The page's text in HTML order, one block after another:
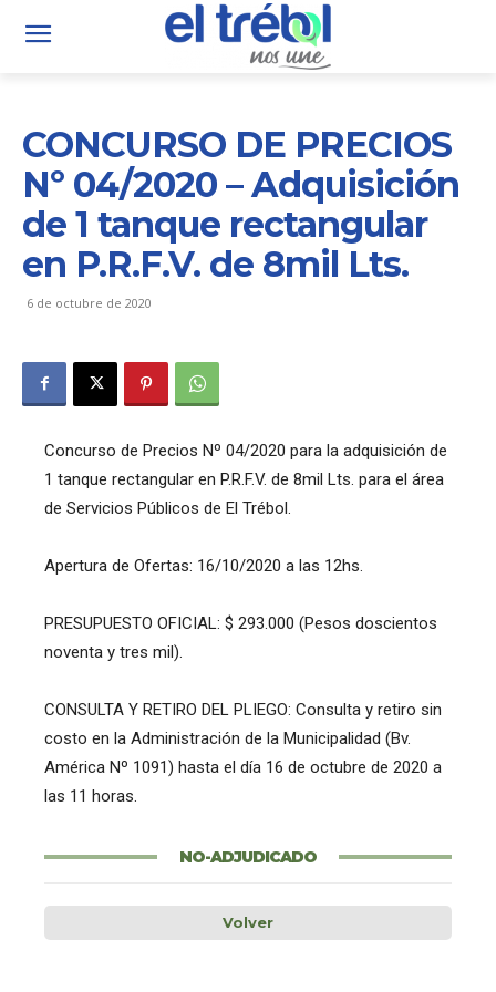
CONCURSO DE PRECIOS
Nº 04/2020 – Adquisición
de 1 tanque rectangular
en P.R.F.V. de 8mil Lts.
6 de octubre de 2020
Concurso de Precios Nº 04/2020 para la adquisición de
1 tanque rectangular en P.R.F.V. de 8mil Lts. para el área
de Servicios Públicos de El Trébol.
Apertura de Ofertas: 16/10/2020 a las 12hs.
PRESUPUESTO OFICIAL: $ 293.000 (Pesos doscientos
noventa y tres mil).
CONSULTA Y RETIRO DEL PLIEGO: Consulta y retiro sin
costo en la Administración de la Municipalidad (Bv.
América Nº 1091) hasta el día 16 de octubre de 2020 a
las 11 horas.
NO-ADJUDICADO
Volver